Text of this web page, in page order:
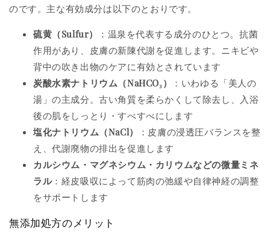
のです。主な有効成分は以下のとおりです。
硫黄（Sulfur）
：温泉を代表する成分のひとつ。抗菌
作用があり、皮膚の新陳代謝を促進します。ニキビや
背中の吹き出物のケアに有効とされています
炭酸水素ナトリウム（NaHCO₃）
：いわゆる「美人の
湯」の主成分。古い角質を柔らかくして除去し、入浴
後の肌をしっとり・すべすべにします
塩化ナトリウム（NaCl）
：皮膚の浸透圧バランスを整
え、代謝廃物の排出を促進します
カルシウム・マグネシウム・カリウムなどの微量ミネ
ラル：経皮吸収によって筋肉の弛緩や自律神経の調整
をサポートします
無添加処方のメリット